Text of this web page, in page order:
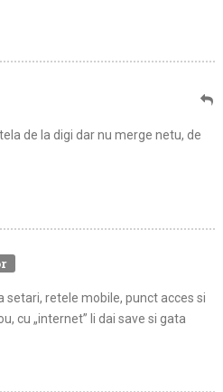
de la digi dar nu merge netu, de
setari, retele mobile, punct acces si
cu „internet” Ii dai save si gata